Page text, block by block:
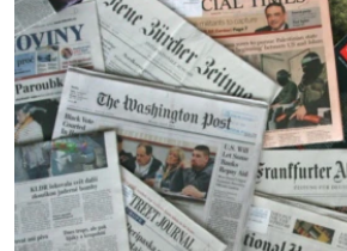
ВСЕ ЗА ДЕНЬ
СПЕЦПРОЕКТИ
ДЕПОРТАЦІЯ
ВІДЕОУРОКИ «ELIFBE»
СВІДЧЕННЯ ОКУПАЦІЇ
УКРАЇНСЬКА ПРОБЛЕМА КРИМУ
ЯК ОБІЙТИ БЛОКУВАННЯ
Русский
Qırımtatar